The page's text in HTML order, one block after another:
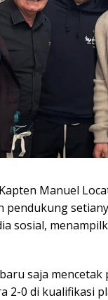
Manuel
pendukung
sosial,
saja
2-0 di kualifikasi